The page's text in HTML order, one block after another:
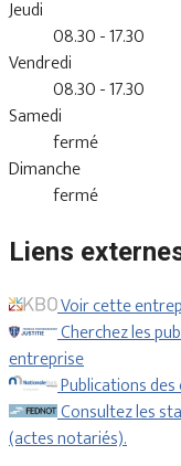
Jeudi
08.30 - 17.30
Vendredi
08.30 - 17.30
Samedi
fermé
Dimanche
fermé
Liens
Voir cette
Cherchez les
entreprise
Publications
Consultez les
(actes notariés).